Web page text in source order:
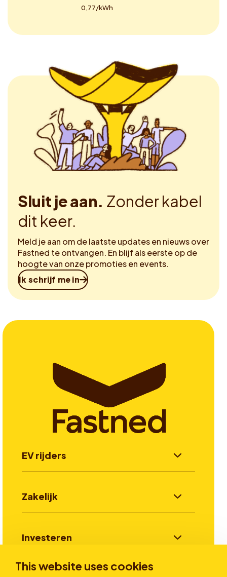
This website uses cookies
0,77/kWh
Sluit je aan. Zonder kabel
dit keer.
Meld je aan om de laatste updates en nieuws over
Fastned te ontvangen. En blijf als eerste op de
hoogte van onze promoties en events.
Ik schrijf me in
EV rijders
Zakelijk
Investeren